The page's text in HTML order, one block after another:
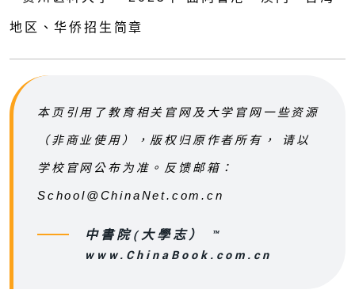
本页引用了教育相关官网及大学官网一些资源
（非商业使用），版权归原作者所有， 请以
学校官网公布为准。反馈邮箱：
School@ChinaNet.com.cn
中書院(大學志） ™
www.ChinaBook.com.cn